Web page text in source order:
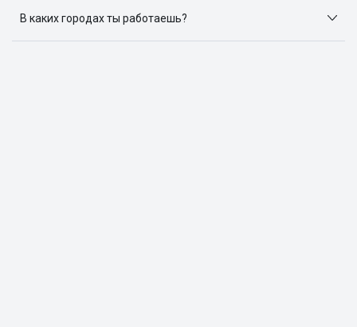
объявлений: ЦИАН, Домклик, Яндекс.Недвижимость,
Авито, Самолет.Плюс.
В каких городах ты работаешь?